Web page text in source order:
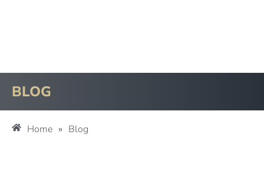
BLOG
Home » Blog